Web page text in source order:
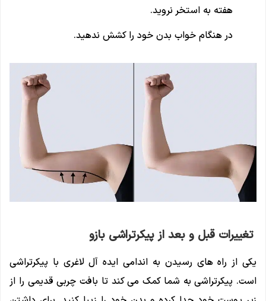
هفته به استخر نروید.
در هنگام خواب بدن خود را کشش ندهید.
تغییرات قبل و بعد از پیکرتراشی بازو
یکی از راه های رسیدن به اندامی ایده آل لاغری با پیکرتراشی
است. پیکرتراشی به شما کمک می کند تا بافت چربی قدیمی را از